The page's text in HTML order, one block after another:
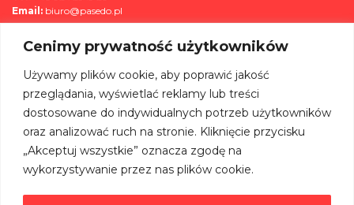
Cenimy prywatność użytkowników
Używamy plików cookie, aby poprawić jakość
przeglądania, wyświetlać reklamy lub treści
dostosowane do indywidualnych potrzeb użytkowników
oraz analizować ruch na stronie. Kliknięcie przycisku
„Akceptuj wszystkie” oznacza zgodę na
wykorzystywanie przez nas plików cookie.
Email: biuro@pasedo.pl
ul. Przemysłowa 11
MEDIA
DOŁĄCZ DO NAS NA: